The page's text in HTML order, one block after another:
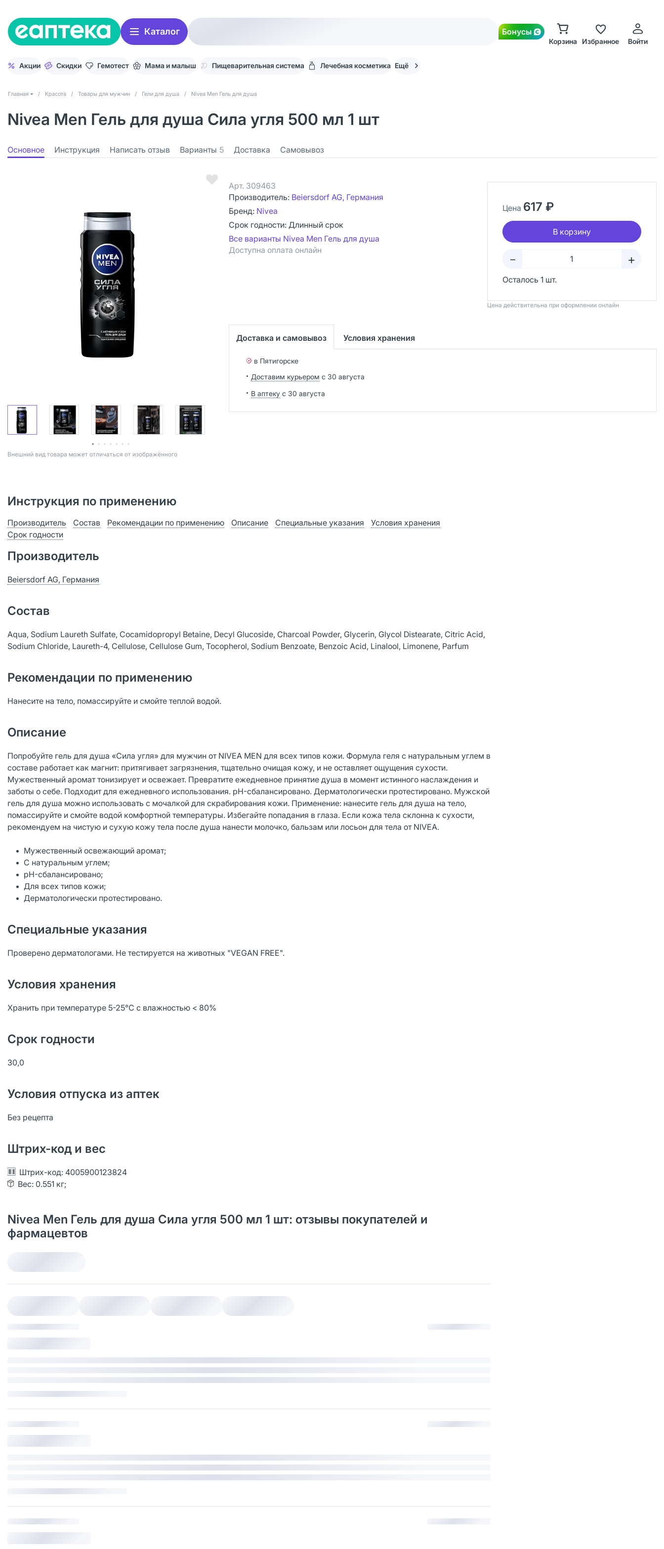
Каталог Бонусы
Корзина Избранное Войти
Акции Скидки Гемотест Мама и малыш Пищеварительная система Лечебная косметика Ещё
Главная / Красота / Товары для мужчин / Гели для душа / Nivea Men Гель для душа
Nivea Men Гель для душа Сила угля 500 мл 1 шт
Основное Инструкция Написать отзыв Варианты 5 Доставка Самовывоз
Bнешний вид товара может отличаться от изображённого
Арт. 309463
Производитель: Beiersdorf AG, Германия
Бренд: Nivea
Срок годности: Длинный срок
Все варианты Nivea Men Гель для душа
Доступна оплата онлайн
Цена 617 ₽
В корзину
– +
Осталось 1 шт.
Цена действительна при оформлении онлайн
Доставка и самовывоз Условия хранения
в Пятигорске
Доставим курьером с 30 августа
В аптеку с 30 августа
Инструкция по применению
Производитель Состав Рекомендации по применению Описание Специальные указания
Условия хранения
Срок годности
Производитель
Beiersdorf AG, Германия
Состав
Aqua, Sodium Laureth Sulfate, Cocamidopropyl Betaine, Decyl Glucoside, Charcoal Powder, Glycerin, Glycol Distearate, Citric Acid,
Sodium Chloride, Laureth-4, Cellulose, Cellulose Gum, Tocopherol, Sodium Benzoate, Benzoic Acid, Linalool, Limonene, Parfum
Рекомендации по применению
Нанесите на тело, помассируйте и смойте теплой водой.
Описание
Попробуйте гель для душа «Сила угля» для мужчин от NIVEA MEN для всех типов кожи. Формула геля с натуральным углем в
составе работает как магнит: притягивает загрязнения, тщательно очищая кожу, и не оставляет ощущения сухости.
Мужественный аромат тонизирует и освежает. Превратите ежедневное принятие душа в момент истинного наслаждения и
заботы о себе. Подходит для ежедневного использования. pH-сбалансировано. Дерматологически протестировано. Мужской
гель для душа можно использовать с мочалкой для скрабирования кожи. Применение: нанесите гель для душа на тело,
помассируйте и смойте водой комфортной температуры. Избегайте попадания в глаза. Если кожа тела склонна к сухости,
рекомендуем на чистую и сухую кожу тела после душа нанести молочко, бальзам или лосьон для тела от NIVEA.
• Мужественный освежающий аромат;
• С натуральным углем;
• pH-сбалансировано;
• Для всех типов кожи;
• Дерматологически протестировано.
Специальные указания
Проверено дерматологами. Не тестируется на животных "VEGAN FREE".
Условия хранения
Хранить при температуре 5-25°C с влажностью < 80%
Срок годности
30,0
Условия отпуска из аптек
Без рецепта
Штрих-код и вес
Штрих-код: 4005900123824
Вес: 0.551 кг;
Nivea Men Гель для душа Сила угля 500 мл 1 шт: отзывы покупателей и
фармацевтов